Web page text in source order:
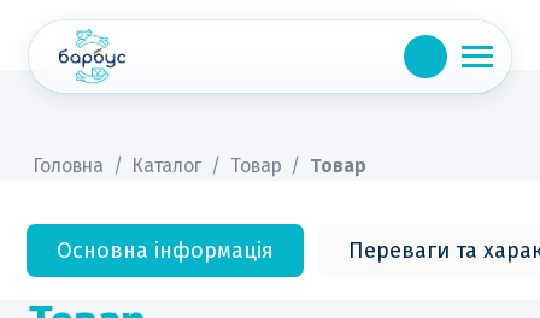
content
Головна / Каталог / Товар / Товар
Основна інформація Переваги та